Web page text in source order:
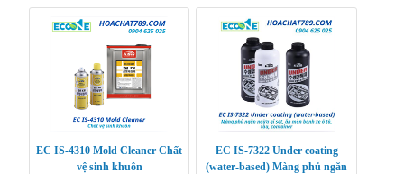
trơn siêu bền
EC IS-4310 Mold Cleaner Chất
vệ sinh khuôn
EC IS-7322 Under coating
(water-based) Màng phủ ngăn